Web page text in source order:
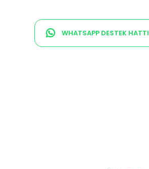
WHATSAPP DESTEK HATTI